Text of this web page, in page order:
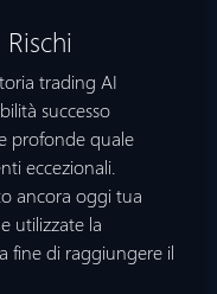
trading AI
successo
profonde quale
eccezionali.
ancora oggi tua
utilizzate la
fine di raggiungere il